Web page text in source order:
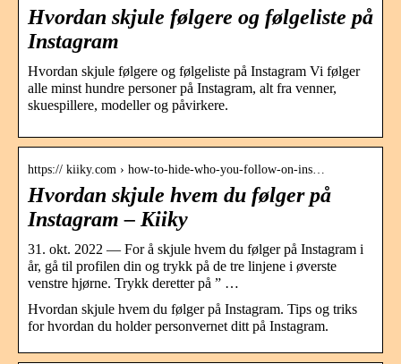
Hvordan skjule følgere og følgeliste på
Instagram
Hvordan skjule følgere og følgeliste på Instagram Vi følger
alle minst hundre personer på Instagram, alt fra venner,
skuespillere, modeller og påvirkere.
https:// kiiky.com › how-to-hide-who-you-follow-on-ins…
Hvordan skjule hvem du følger på
Instagram – Kiiky
31. okt. 2022 — For å skjule hvem du følger på Instagram i
år, gå til profilen din og trykk på de tre linjene i øverste
venstre hjørne. Trykk deretter på ” …
Hvordan skjule hvem du følger på Instagram. Tips og triks
for hvordan du holder personvernet ditt på Instagram.